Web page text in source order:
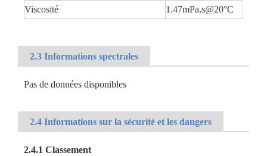
Viscosité
1.47mPa.s@20°C
2.3 Informations spectrales
Pas de données disponibles
2.4 Informations sur la sécurité et les dangers
2.4.1 Classement